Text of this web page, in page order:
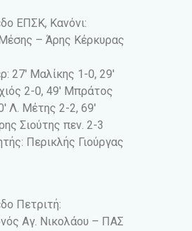
ΕΠΣΚ, Κανόνι:
– Άρης Κέρκυρας
27′ Μαλίκης 1-0, 29′
2-0, 49′ Μπράτος
Λ. Μέτης 2-2, 69′
Σιούτης πεν. 2-3
Περικλής Γιούργας
Πετριτή:
Αγ. Νικολάου – ΠΑΣ